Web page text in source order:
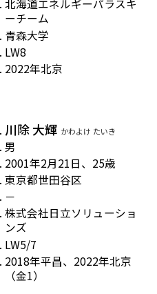
北海道エネルギーパラスキ
ーチーム
青森大学
LW8
2022年北京
川除 大輝 かわよけ たいき
男
2001年2月21日、25歳
東京都世田谷区
－
株式会社日立ソリューショ
ンズ
LW5/7
2018年平昌、2022年北京
（金1）